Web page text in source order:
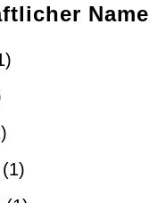
Name
(1)